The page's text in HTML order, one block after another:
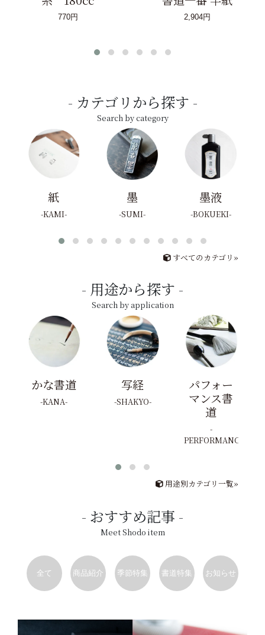
770円 2,904円
カテゴリから探す
Search by category
紙
KAMI
墨
SUMI
墨液
BOKUEKI
すべてのカテゴリ»
用途から探す
Search by application
かな書道
KANA
写経
SHAKYO
パフォー
マンス書
道
PERFORMANCE
用途別カテゴリ一覧»
おすすめ記事
Meet Shodo item
全て 商品紹介 季節特集 書道特集 お知らせ